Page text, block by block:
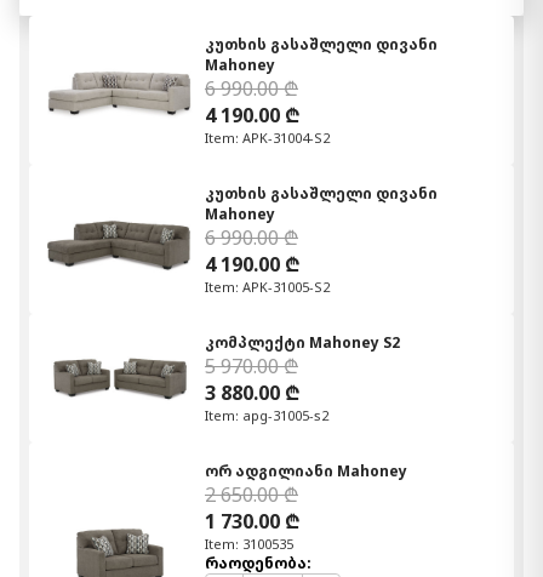
კუთხის გასაშლელი დივანი
Mahoney
6 990.00 ₾
4 190.00 ₾
Item: APK-31004-S2
კუთხის გასაშლელი დივანი
Mahoney
6 990.00 ₾
4 190.00 ₾
Item: APK-31005-S2
კომპლექტი Mahoney S2
5 970.00 ₾
3 880.00 ₾
Item: apg-31005-s2
ორ ადგილიანი Mahoney
2 650.00 ₾
1 730.00 ₾
Item: 3100535
რაოდენობა: